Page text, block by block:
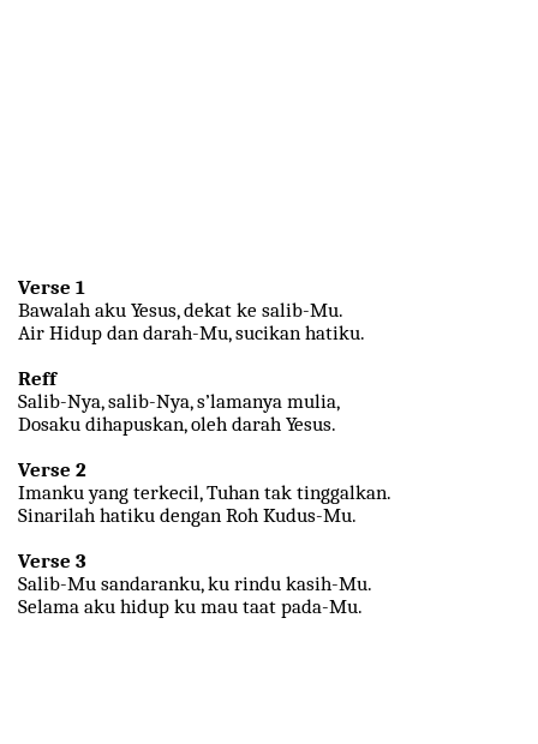
Verse 1
Bawalah aku Yesus, dekat ke salib-Mu.
Air Hidup dan darah-Mu, sucikan hatiku.
Reff
Salib-Nya, salib-Nya, s’lamanya mulia,
Dosaku dihapuskan, oleh darah Yesus.
Verse 2
Imanku yang terkecil, Tuhan tak tinggalkan.
Sinarilah hatiku dengan Roh Kudus-Mu.
Verse 3
Salib-Mu sandaranku, ku rindu kasih-Mu.
Selama aku hidup ku mau taat pada-Mu.